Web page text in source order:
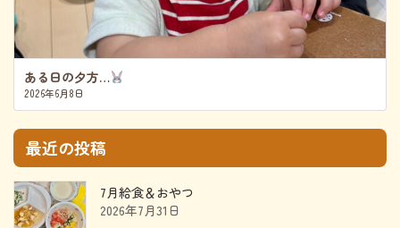
ある日の夕方…
2026年6月8日
最近の投稿
7月給食＆おやつ
2026年7月31日